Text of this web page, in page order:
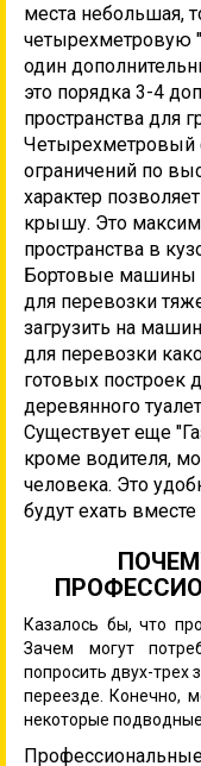
места небольшая,
четырехметровую
один
это порядка 3-4
пространства для
Четырехметровый
ограничений по
характер
крышу. Это
пространства в
Бортовые машины
для перевозки
загрузить на
для перевозки
готовых построек
деревянного
Существует еще
кроме водителя,
человека. Это
будут ехать вместе
Казалось бы, что
Зачем могут
попросить двух-трех
переезде. Конечно,
некоторые